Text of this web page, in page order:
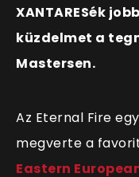
XANTARESék
küzdelmet a
Mastersen.
Az Eternal Fire
megverte a
Eastern